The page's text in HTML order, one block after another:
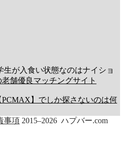
生が入食い状態なのはナイショ
】でしか探さないのは何
事項 2015–2026 ハプバー.com